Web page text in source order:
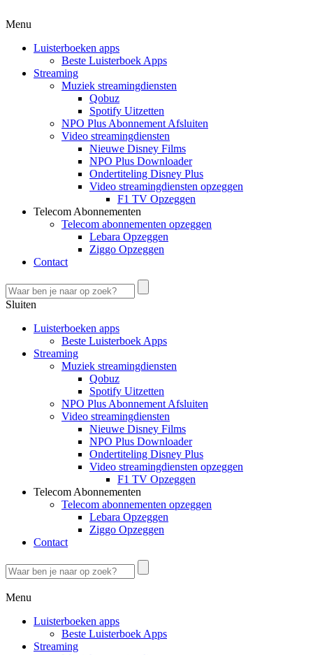
Menu
Luisterboeken apps
Beste Luisterboek Apps
Streaming
Muziek streamingdiensten
Qobuz
Spotify Uitzetten
NPO Plus Abonnement Afsluiten
Video streamingdiensten
Nieuwe Disney Films
NPO Plus Downloader
Ondertiteling Disney Plus
Video streamingdiensten opzeggen
F1 TV Opzeggen
Telecom Abonnementen
Telecom abonnementen opzeggen
Lebara Opzeggen
Ziggo Opzeggen
Contact
Sluiten
Luisterboeken apps
Beste Luisterboek Apps
Streaming
Muziek streamingdiensten
Qobuz
Spotify Uitzetten
NPO Plus Abonnement Afsluiten
Video streamingdiensten
Nieuwe Disney Films
NPO Plus Downloader
Ondertiteling Disney Plus
Video streamingdiensten opzeggen
F1 TV Opzeggen
Telecom Abonnementen
Telecom abonnementen opzeggen
Lebara Opzeggen
Ziggo Opzeggen
Contact
Menu
Luisterboeken apps
Beste Luisterboek Apps
Streaming